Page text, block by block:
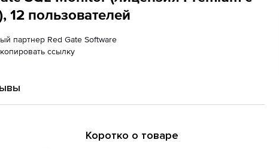
12 пользователей
партнер Red Gate Software
ссылку
Коротко о товаре